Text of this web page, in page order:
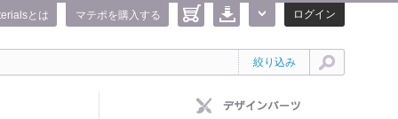
ログイン
マテポを購入する
とは
絞り込み